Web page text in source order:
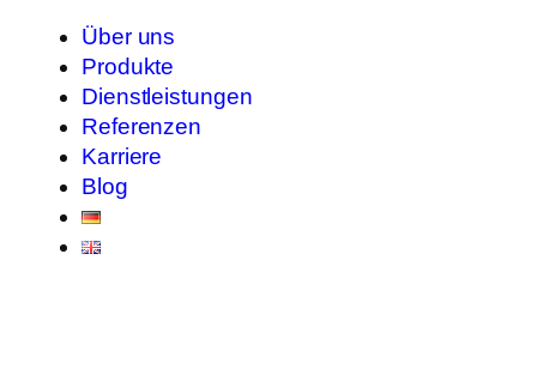
Über uns
Produkte
Dienstleistungen
Referenzen
Karriere
Blog